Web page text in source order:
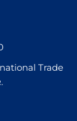
Trade